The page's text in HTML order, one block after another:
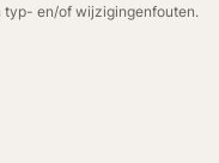
typ- en/of wijzigingenfouten.